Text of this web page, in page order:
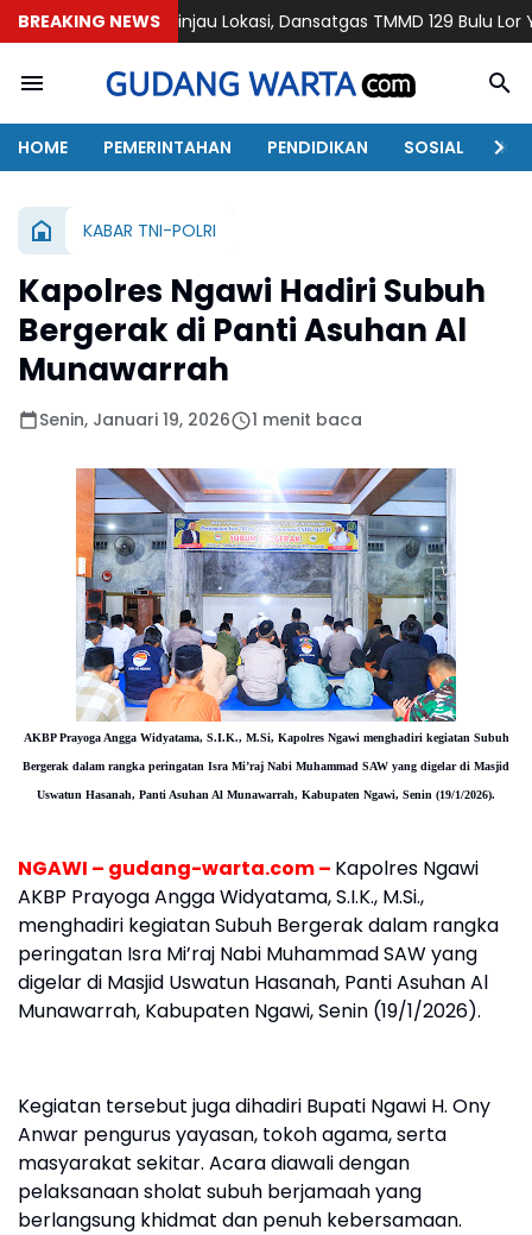
BREAKING NEWS
Tinjau Lokasi, Dansatgas TMMD 129 Bulu Lor Yakinkan
HOME PEMERINTAHAN PENDIDIKAN SOSIAL
KABAR TNI-POLRI
Kapolres Ngawi Hadiri Subuh
Bergerak di Panti Asuhan Al
Munawarrah
Senin, Januari 19, 2026 1 menit baca
AKBP Prayoga Angga Widyatama, S.I.K., M.Si, Kapolres Ngawi menghadiri kegiatan Subuh
Bergerak dalam rangka peringatan Isra Mi’raj Nabi Muhammad SAW yang digelar di Masjid
Uswatun Hasanah, Panti Asuhan Al Munawarrah, Kabupaten Ngawi, Senin (19/1/2026).
NGAWI – gudang-warta.com – Kapolres Ngawi
AKBP Prayoga Angga Widyatama, S.I.K., M.Si.,
menghadiri kegiatan Subuh Bergerak dalam rangka
peringatan Isra Mi’raj Nabi Muhammad SAW yang
digelar di Masjid Uswatun Hasanah, Panti Asuhan Al
Munawarrah, Kabupaten Ngawi, Senin (19/1/2026).
Kegiatan tersebut juga dihadiri Bupati Ngawi H. Ony
Anwar pengurus yayasan, tokoh agama, serta
masyarakat sekitar. Acara diawali dengan
pelaksanaan sholat subuh berjamaah yang
berlangsung khidmat dan penuh kebersamaan.